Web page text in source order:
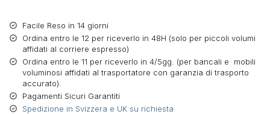
Facile Reso in 14 giorni
Ordina entro le 12 per riceverlo in 48H (solo per piccoli volumi
affidati al corriere espresso)
Ordina entro le 11 per riceverlo in 4/5gg. (per bancali e mobili
voluminosi affidati al trasportatore con garanzia di trasporto
accurato).
Pagamenti Sicuri Garantiti
Spedizione in Svizzera e UK su richiesta